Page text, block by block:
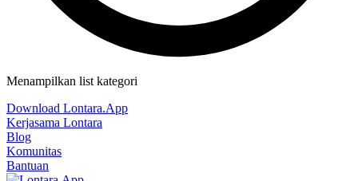
Menampilkan list kategori
Download Lontara.App
Kerjasama Lontara
Blog
Komunitas
Bantuan